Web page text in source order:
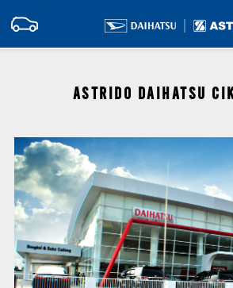
ASTRIDO DAIHATSU